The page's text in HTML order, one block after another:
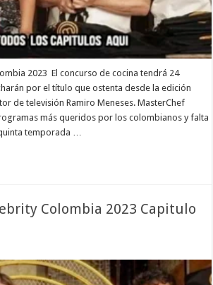
2023 El concurso de cocina tendrá 24
por el título que ostenta desde la edición
de televisión Ramiro Meneses. MasterChef
más queridos por los colombianos y falta
temporada …
Colombia 2023 Capitulo